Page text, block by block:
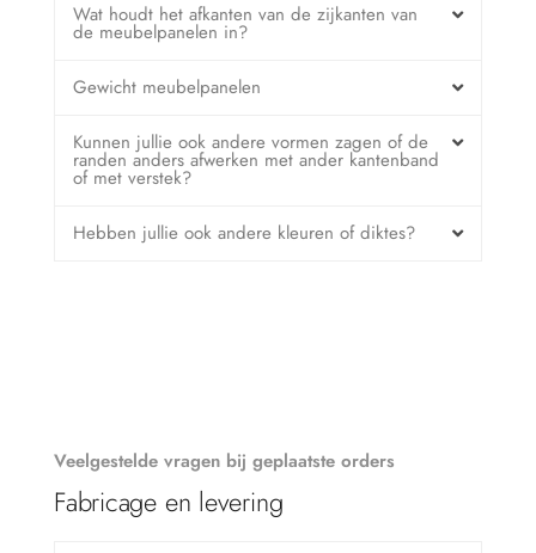
Wat houdt het afkanten van de zijkanten van
de meubelpanelen in?
Gewicht meubelpanelen
Kunnen jullie ook andere vormen zagen of de
randen anders afwerken met ander kantenband
of met verstek?
Hebben jullie ook andere kleuren of diktes?
Veelgestelde vragen bij geplaatste orders
Fabricage en levering